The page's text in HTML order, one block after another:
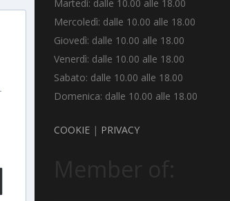
Martedì: dalle 10.00 alle 18.00
Mercoledì: dalle 10.00 alle 18.00
Giovedì: dalle 10.00 alle 18.00
Venerdì: dalle 10.00 alle 18.00
Sabato: dalle 10.00 alle 18.00
Domenica: dalle 10.00 alle 18.00
COOKIE | PRIVACY